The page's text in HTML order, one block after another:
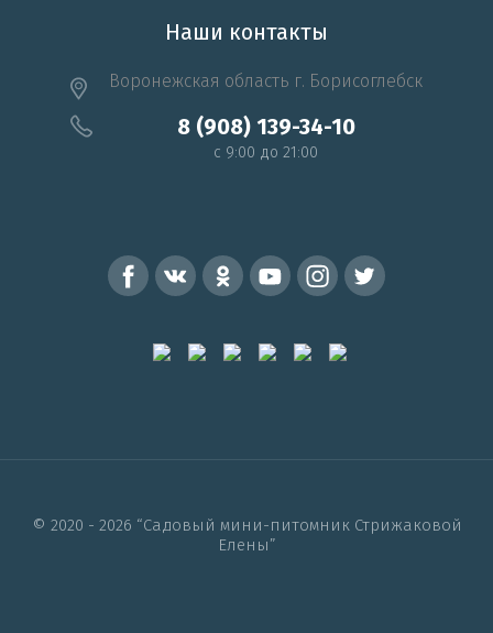
Наши контакты
Воронежская область г. Борисоглебск
8 (908) 139-34-10
c 9:00 до 21:00
© 2020 - 2026 “Садовый мини-питомник Стрижаковой
Елены”